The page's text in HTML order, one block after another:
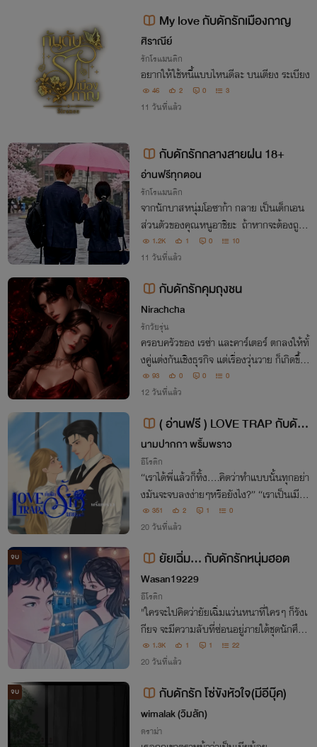
My love กับดักรักเมืองกาญ
ศิราณีย์
รักโรแมนติก
อยากให้ใช้หนี้แบบไหนดีละ บนเตียง ระเบียง
46 2 0 3
11 วันที่แล้ว
กับดักรักกลางสายฝน 18+
อ่านฟรีทุกตอน
รักโรแมนติก
จากนักบาสหนุ่มโอซาก้า กลาย เป็นเด็กเอน
ส่วนตัวของคุณหนูอาชิยะ ถ้าหากจะต้องถูกใ
ครสักคนแย่งเธอไป ฉันอยากกอดเธอให้แน่
นๆ แล้วทำลายเธอไปเลยดีกว่า
1.2K 1 0 10
11 วันที่แล้ว
กับดักรักคุมถุงชน
Nirachcha
รักวัยรุ่น
ครอบครัวของ เรซ่า และคาร์เตอร์ ตกลงให้ทั้
งคู่แต่งกันเชิงธุรกิจ แต่เรื่องวุ่นวาย ก็เกิดขึ้น
เรื่องวุ่นๆขึ้นเพราะเซร่ากลัวความลับเรื่องแต่
งงานจะถูกเผยต่อชาวมหาลัยและกลุ่มเพื่อน
93 0 0 0
12 วันที่แล้ว
( อ่านฟรี ) LOVE TRAP กับดัก
รัก นายรุ่นพี่ ( แคลร์+ลูคัส )
นามปากกา พริ้มพราว
อีโรติก
“เราได้พี่แล้วก็ทิ้ง....คิดว่าทำแบบนั้นทุกอย่า
งมันจะจบลงง่ายๆหรือยังไง?” “เราเป็นเมีย
พี่! พี่เป็นผัวเรา! ถ้ายังไม่เข้าใจเห็นทีพี่คงต้อง
โชว์ให้เราเห็น!”
351 2 1 0
20 วันที่แล้ว
จบ ยัยเฉิ่ม... กับดักรักหนุ่มฮอต
Wasan19229
อีโรติก
"ใครจะไปคิดว่ายัยเฉิ่มแว่นหนาที่ใครๆ ก็รังเ
กียจ จะมีความลับที่ซ่อนอยู่ภายใต้ชุดนักศึกษ
าโคร่งๆ นั่น... และ 'ความลับ' ที่ว่า ก็ดันไปก
ระแทกตานักกีฬาตัวท็อปอย่างเขาเข้าเต็มเป
1.3K 1 1 22
20 วันที่แล้ว
จบ กับดักรัก โซ่ขังหัวใจ(มีอีบุ๊ค)
wimalak (วิมลัก)
ดราม่า